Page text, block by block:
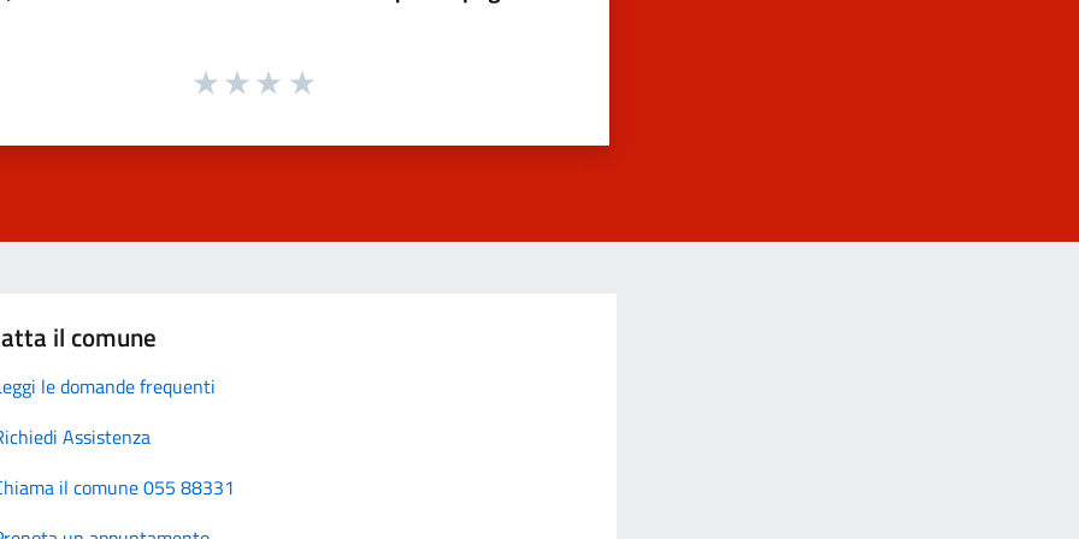
il comune
le domande frequenti
Assistenza
il comune 055 88331